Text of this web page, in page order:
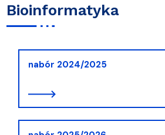
Bioinformatyka
nabór 2024/2025